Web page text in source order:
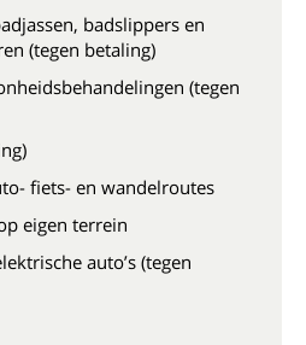
badslippers en
(tegen betaling)
(tegen
fiets- en wandelroutes
eigen terrein
auto’s (tegen